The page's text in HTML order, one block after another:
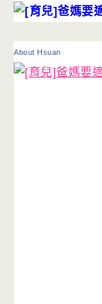
About Hsuan